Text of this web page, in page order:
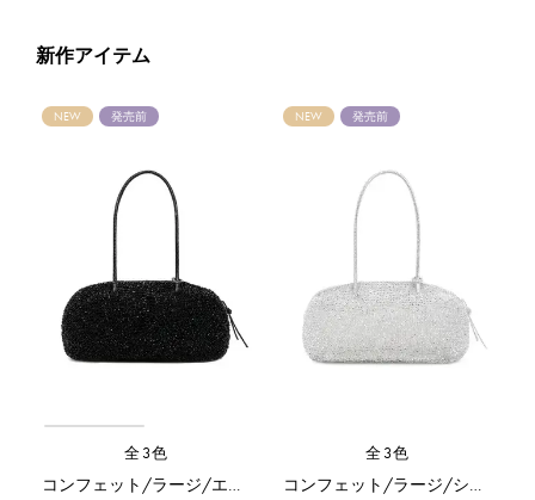
新作アイテム
NEW 発売前
全3色
コンフェット/ラージ/エナメルブラック
NEW 発売前
全3色
コンフェット/ラージ/シルバー